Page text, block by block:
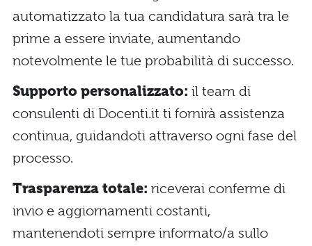
automatizzato la tua candidatura sarà tra le
prime a essere inviate, aumentando
notevolmente le tue probabilità di successo.
Supporto personalizzato: il team di
consulenti di Docenti.it ti fornirà assistenza
continua, guidandoti attraverso ogni fase del
processo.
Trasparenza totale: riceverai conferme di
invio e aggiornamenti costanti,
mantenendoti sempre informato/a sullo